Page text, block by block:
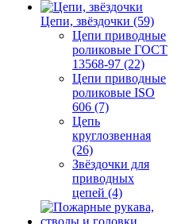
Цепи, звёздочки (59)
Цепи приводные
роликовые ГОСТ
13568-97 (22)
Цепи приводные
роликовые ISO
606 (7)
Цепь
круглозвенная
(26)
Звёздочки для
приводных
цепей (4)